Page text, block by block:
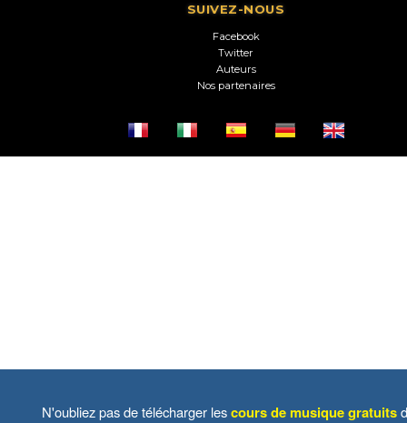
SUIVEZ-NOUS
Facebook
Twitter
Auteurs
Nos partenaires
N'oubliez pas de télécharger lescours de musique gratuits